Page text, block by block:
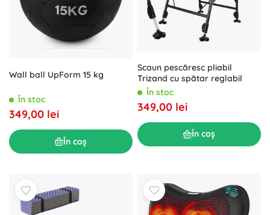
Wall ball UpForm 15 kg
În stoc
349,00 lei
În coș
Scaun pescăresc pliabil
Trizand cu spătar reglabil
În stoc
349,00 lei
În coș